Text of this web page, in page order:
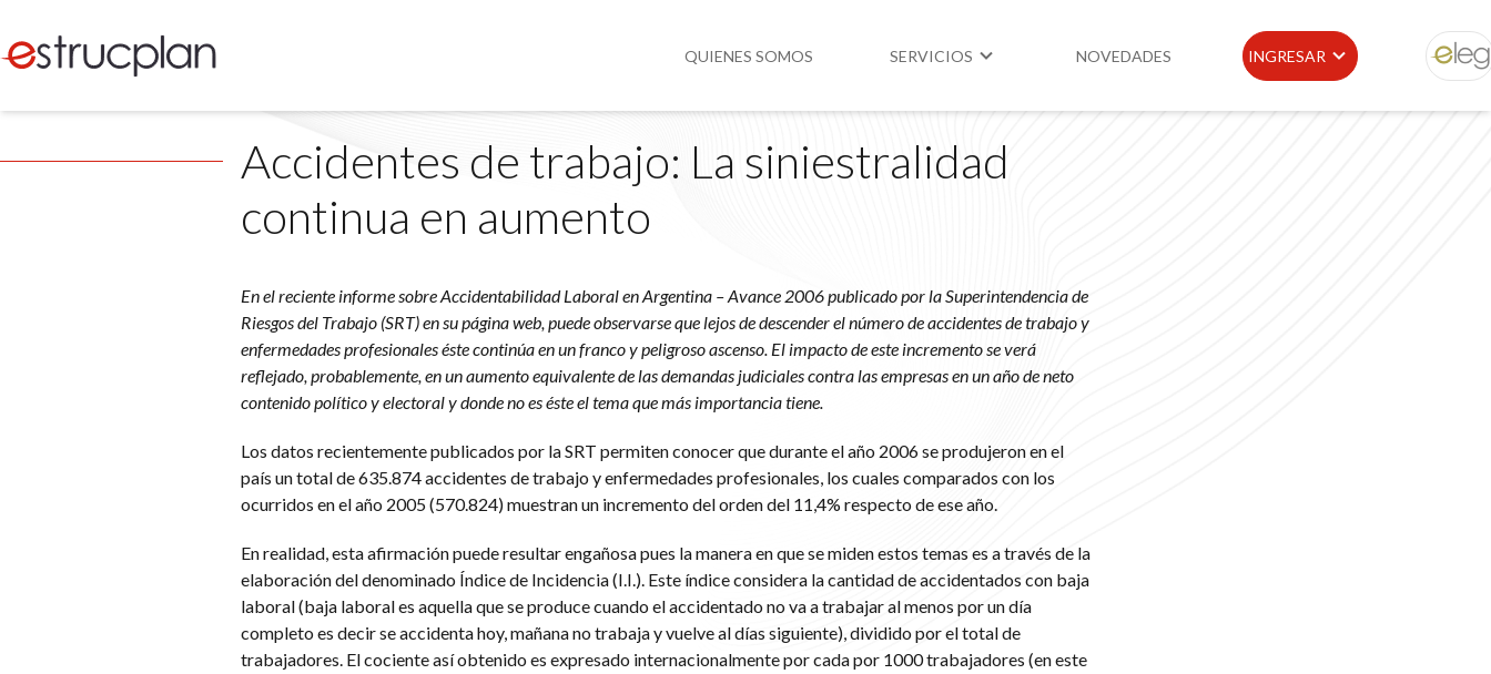
QUIENES SOMOS SERVICIOS
Higiene y Seguridad
NOVEDADES INGRESAR ELEG
Accidentes de trabajo: La siniestralidad
continua en aumento
En el reciente informe sobre Accidentabilidad Laboral en Argentina – Avance 2006 publicado por la Superintendencia de
Riesgos del Trabajo (SRT) en su página web, puede observarse que lejos de descender el número de accidentes de trabajo y
enfermedades profesionales éste continúa en un franco y peligroso ascenso. El impacto de este incremento se verá
reflejado, probablemente, en un aumento equivalente de las demandas judiciales contra las empresas en un año de neto
contenido político y electoral y donde no es éste el tema que más importancia tiene.
Los datos recientemente publicados por la SRT permiten conocer que durante el año 2006 se produjeron en el
país un total de 635.874 accidentes de trabajo y enfermedades profesionales, los cuales comparados con los
ocurridos en el año 2005 (570.824) muestran un incremento del orden del 11,4% respecto de ese año.
En realidad, esta afirmación puede resultar engañosa pues la manera en que se miden estos temas es a través de la
elaboración del denominado Índice de Incidencia (I.I.). Este índice considera la cantidad de accidentados con baja
laboral (baja laboral es aquella que se produce cuando el accidentado no va a trabajar al menos por un día
completo es decir se accidenta hoy, mañana no trabaja y vuelve al días siguiente), dividido por el total de
trabajadores. El cociente así obtenido es expresado internacionalmente por cada por 1000 trabajadores (en este